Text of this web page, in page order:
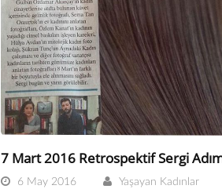
7 Mart 2016 Retrospektif Sergi
6 May 2016
Yaşayan Kadınlar